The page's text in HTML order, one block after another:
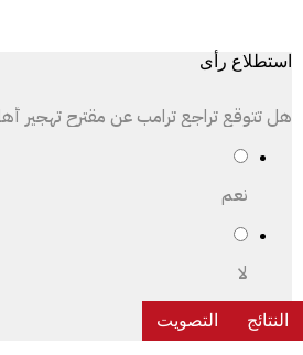
استطلاع رأى
هل تتوقع تراجع ترامب عن مقترح تهجير
نعم
لا